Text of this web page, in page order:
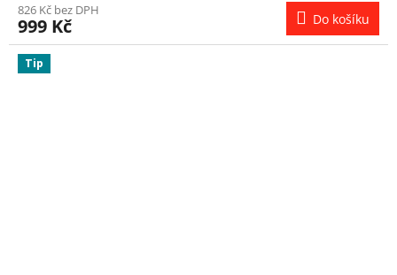
826 Kč bez DPH
999 Kč Do košíku
Tip